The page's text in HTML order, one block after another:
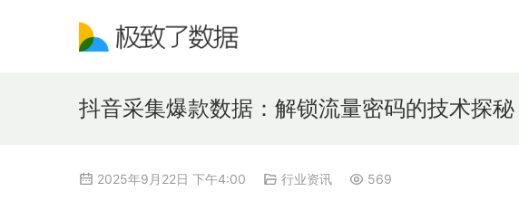
抖音采集爆款数据：解锁流量密码的技术探秘
2025年9月22日 下午4:00 行业资讯 569